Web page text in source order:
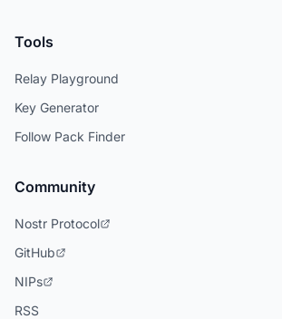
Tools
Relay Playground
Key Generator
Follow Pack Finder
Community
Nostr Protocol
GitHub
NIPs
RSS